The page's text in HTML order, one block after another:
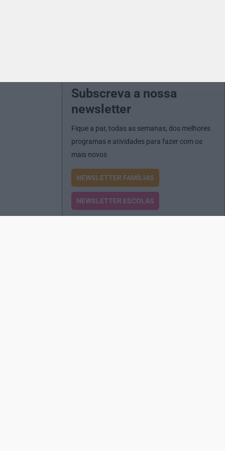
Subscreva a nossa
newsletter
Fique a par, todas as semanas, dos melhores
programas e atividades para fazer com os
mais novos
NEWSLETTER FAMÍLIAS
NEWSLETTER ESCOLAS